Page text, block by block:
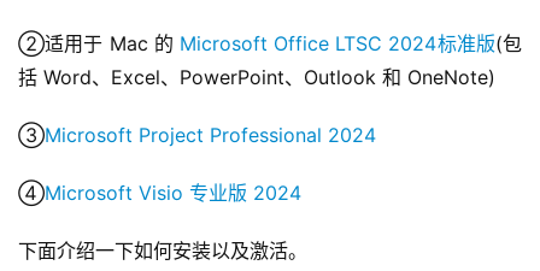
②适用于 Mac 的 Microsoft Office LTSC 2024标准版(包
括 Word、Excel、PowerPoint、Outlook 和 OneNote)
③Microsoft Project Professional 2024
④Microsoft Visio 专业版 2024
下面介绍一下如何安装以及激活。